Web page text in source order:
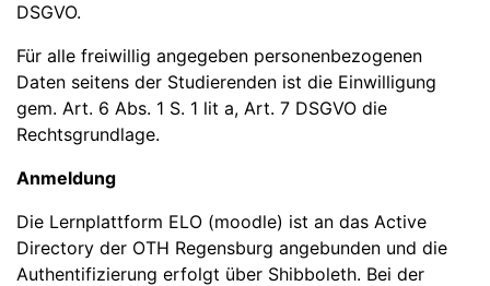
DSGVO.
Für alle freiwillig angegeben personenbezogenen
Daten seitens der Studierenden ist die Einwilligung
gem. Art. 6 Abs. 1 S. 1 lit a, Art. 7 DSGVO die
Rechtsgrundlage.
Anmeldung
Die Lernplattform ELO (moodle) ist an das Active
Directory der OTH Regensburg angebunden und die
Authentifizierung erfolgt über Shibboleth. Bei der